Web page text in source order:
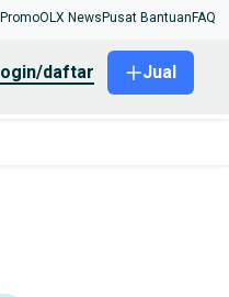
PromoOLX News Pusat Bantuan FAQ
login/daftar Jual